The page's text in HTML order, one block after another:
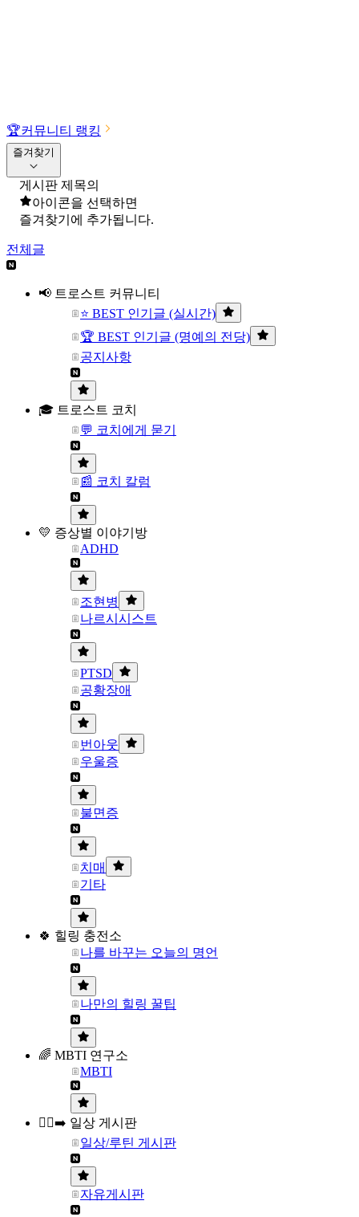
🏆커뮤니티 랭킹
즐겨찾기
게시판 제목의
아이콘을 선택하면
즐겨찾기에 추가됩니다.
전체글
📢 트로스트 커뮤니티
⭐ BEST 인기글 (실시간)
🏆 BEST 인기글 (명예의 전당)
공지사항
🎓 트로스트 코치
💬 코치에게 묻기
📰 코치 칼럼
💛 증상별 이야기방
ADHD
조현병
나르시시스트
PTSD
공황장애
번아웃
우울증
불면증
치매
기타
🍀 힐링 충전소
나를 바꾸는 오늘의 명언
나만의 힐링 꿀팁
🌈 MBTI 연구소
MBTI
🏃‍♀️‍➡️ 일상 게시판
일상/루틴 게시판
자유게시판